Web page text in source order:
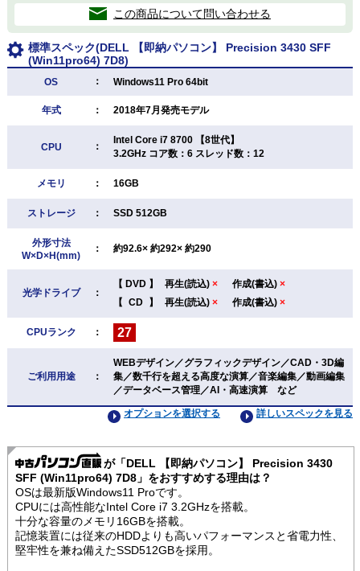
この商品について問い合わせる
標準スペック(DELL 【即納パソコン】 Precision 3430 SFF
(Win11pro64) 7D8)
OS ： Windows11 Pro 64bit
年式 ： 2018年7月発売モデル
CPU ：
Intel Core i7 8700 【8世代】
3.2GHz コア数：6 スレッド数：12
メモリ ： 16GB
ストレージ ： SSD 512GB
外形寸法
W×D×H(mm)
： 約92.6× 約292× 約290
光学ドライブ ：
【 DVD 】 再生(読込) × 作成(書込) ×
【 CD 】 再生(読込) × 作成(書込) ×
CPUランク ： 27
ご利用用途 ：
WEBデザイン／グラフィックデザイン／CAD・3D編
集／数千行を超える高度な演算／音楽編集／動画編集
／データベース管理／AI・高速演算 など
詳しいスペックを見る
オプションを選択する
が「DELL 【即納パソコン】 Precision 3430
SFF (Win11pro64) 7D8」をおすすめする理由は？
OSは最新版Windows11 Proです。
CPUには高性能なIntel Core i7 3.2GHzを搭載。
十分な容量のメモリ16GBを搭載。
記憶装置には従来のHDDよりも高いパフォーマンスと省電力性、
堅牢性を兼ね備えたSSD512GBを採用。